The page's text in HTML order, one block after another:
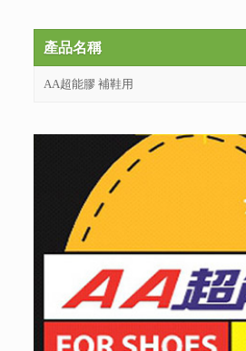
產品名稱
AA超能膠 補鞋用